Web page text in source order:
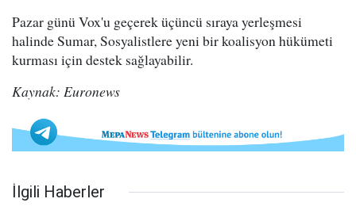
Pazar günü Vox'u geçerek üçüncü sıraya yerleşmesi
halinde Sumar, Sosyalistlere yeni bir koalisyon hükümeti
kurması için destek sağlayabilir.
Kaynak: Euronews
İlgili Haberler